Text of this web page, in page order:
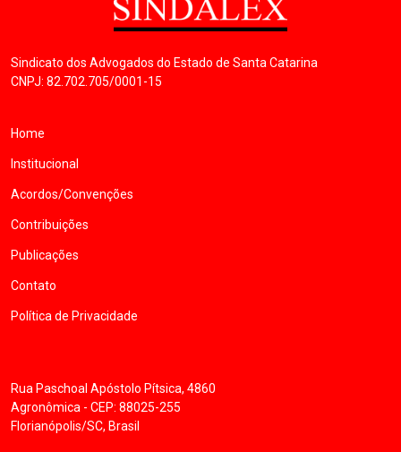
Sindicato dos Advogados do Estado de Santa Catarina
CNPJ: 82.702.705/0001-15
Home
Institucional
Acordos/Convenções
Contribuições
Publicações
Contato
Política de Privacidade
Rua Paschoal Apóstolo Pítsica, 4860
Agronômica - CEP: 88025-255
Florianópolis/SC, Brasil